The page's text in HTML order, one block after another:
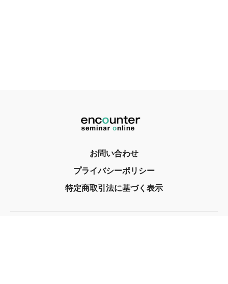
お問い合わせ
プライバシーポリシー
特定商取引法に基づく表示